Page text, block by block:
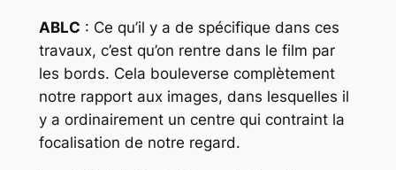
ABLC : Ce qu’il y a de spécifique dans ces
travaux, c’est qu’on rentre dans le film par
les bords. Cela bouleverse complètement
notre rapport aux images, dans lesquelles il
y a ordinairement un centre qui contraint la
focalisation de notre regard.